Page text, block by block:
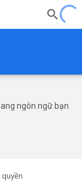
ngôn ngữ bạn
quyền